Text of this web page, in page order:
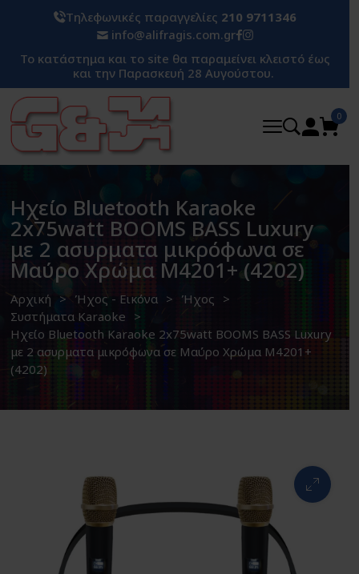
Το κατάστημα και το site θα παραμείνει κλειστό έως
και την Παρασκευή 28 Αυγούστου.
Τηλεφωνικές παραγγελίες 210 9711346
info@alifragis.com.gr
0
Ηχείο Bluetooth Karaoke
2x75watt BOOMS BASS Luxury
με 2 ασυρματα μικρόφωνα σε
Μαύρο Χρώμα M4201+ (4202)
Αρχική Ήχος - Εικόνα
Ήχος
Συστήματα Karaoke
Ηχείο Bluetooth Karaoke 2x75watt BOOMS BASS Luxury
με 2 ασυρματα μικρόφωνα σε Μαύρο Χρώμα M4201+
(4202)